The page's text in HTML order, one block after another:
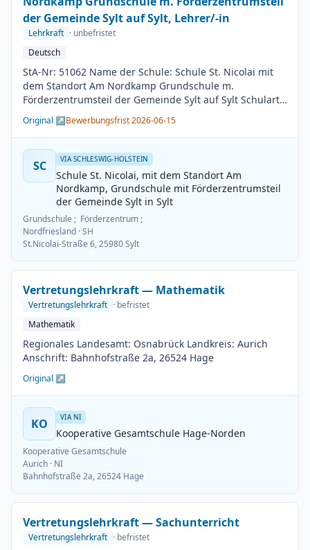
der Gemeinde Sylt auf Sylt, Lehrer/-in
Lehrkraft · unbefristet
Deutsch
StA-Nr: 51062 Name der Schule: Schule St. Nicolai mit
dem Standort Am Nordkamp Grundschule m.
Förderzentrumsteil der Gemeinde Sylt auf Sylt Schulart:
Grundschule Kreis / Kreisfreie Stadt: Nordfriesland
BesGr / EntGr: Besoldungsgruppe A13 1. Fach: Deutsch
2. Fach: beliebig Beschäftigungsdauer: Unbefristet
Arbeitsumfang: Teilzeit möglich Besetzungstermin:
01.08.2026 Bewerbungsschluss: 15.06.2026
Veröffentlichung: 01.06.2026
Original ↗Bewerbungsfrist 2026-06-15
SC VIA SCHLESWIG-HOLSTEIN
Schule St. Nicolai, mit dem Standort Am
Nordkamp, Grundschule mit Förderzentrumsteil
der Gemeinde Sylt in Sylt
Grundschule ; Förderzentrum ;
Nordfriesland · SH
St.Nicolai-Straße 6, 25980 Sylt
Vertretungslehrkraft — Mathematik
Vertretungslehrkraft · befristet
Mathematik
Regionales Landesamt: Osnabrück Landkreis: Aurich
Anschrift: Bahnhofstraße 2a, 26524 Hage
Original ↗
KO VIA NI
Kooperative Gesamtschule Hage-Norden
Kooperative Gesamtschule
Aurich · NI
Bahnhofstraße 2a, 26524 Hage
Vertretungslehrkraft — Sachunterricht
Vertretungslehrkraft · befristet